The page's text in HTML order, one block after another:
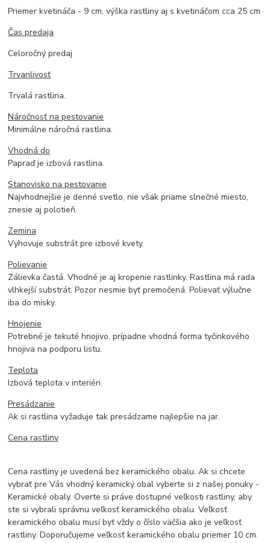
Priemer kvetináča - 9 cm, výška rastliny aj s kvetináčom cca 25 cm
Čas predaja
Celoročný predaj
Trvanlivosť
Trvalá rastlina.
Náročnosť na pestovanie
Minimálne náročná rastlina.
Vhodná do
Papraď je izbová rastlina.
Stanovisko na pestovanie
Najvhodnejšie je denné svetlo, nie však priame slnečné miesto,
znesie aj polotieň
Zemina
Vyhovuje substrát pre izbové kvety.
Polievanie
Zálievka častá. Vhodné je aj kropenie rastlinky. Rastlina má rada
vlhkejší substrát. Pozor nesmie byť premočená. Polievať výlučne
iba do misky.
Hnojenie
Potrebné je tekuté hnojivo, prípadne vhodná forma tyčinkového
hnojiva na podporu listu.
Teplota
Izbová teplota v interiéri.
Presádzanie
Ak si rastlina vyžaduje tak presádzame najlepšie na jar.
Cena rastliny
Cena rastliny je uvedená bez keramického obalu. Ak si chcete
vybrať pre Vás vhodný keramický obal vyberte si z našej ponuky -
Keramické obaly. Overte si práve dostupné veľkosti rastliny, aby
ste si vybrali správnu veľkosť keramického obalu. Veľkosť
keramického obalu musí byť vždy o číslo väčšia ako je veľkosť
rastliny. Doporučujeme veľkosť keramického obalu priemer 10 cm.